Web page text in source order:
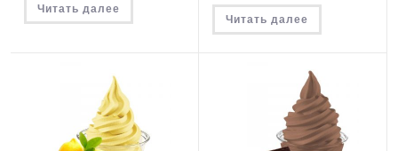
Читать далее
Читать далее